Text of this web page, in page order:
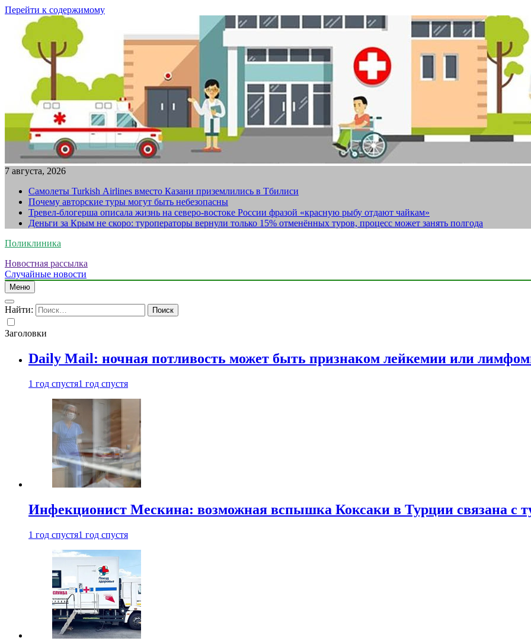
Перейти к содержимому
7 августа, 2026
Самолеты Turkish Airlines вместо Казани приземлились в Тбилиси
Почему авторские туры могут быть небезопасны
Тревел-блогерша описала жизнь на северо-востоке России фразой «красную рыбу отдают чайкам»
Деньги за Крым не скоро: туроператоры вернули только 15% отменённых туров, процесс может занять полгода
Поликлиника
Новостная рассылка
Случайные новости
Меню
Найти:
Заголовки
Daily Mail: ночная потливость может быть признаком лейкемии или
1 год спустя1 год спустя
Инфекционист Мескина: возможная вспышка Коксаки в Турции связана с
1 год спустя1 год спустя